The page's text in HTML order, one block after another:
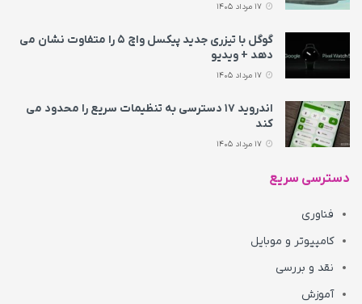
گوگل با تیزری جدید پیکسل واچ ۵ را متفاوت نشان می‌
دهد + ویدیو
اندروید ۱۷ دسترسی به تنظیمات سریع را محدود می‌
کند
دسترسی سریع
فناوری
کامپیوتر و موبایل
نقد و بررسی
آموزش